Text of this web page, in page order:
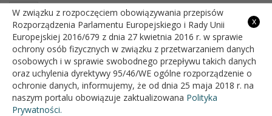
Wt 7:30 - 15:30
Śr 7:30 - 15:30
Czw 7:30 - 15:30
Pt 7:30 - 15:30
x
W związku z rozpoczęciem obowiązywania przepisów
Rozporządzenia Parlamentu Europejskiego i Rady Unii
Europejskiej 2016/679 z dnia 27 kwietnia 2016 r. w sprawie
ochrony osób fizycznych w związku z przetwarzaniem danych
osobowych i w sprawie swobodnego przepływu takich danych
oraz uchylenia dyrektywy 95/46/WE ogólne rozporządzenie o
ochronie danych, informujemy, że od dnia 25 maja 2018 r. na
naszym portalu obowiązuje zaktualizowana Polityka
Prywatności.